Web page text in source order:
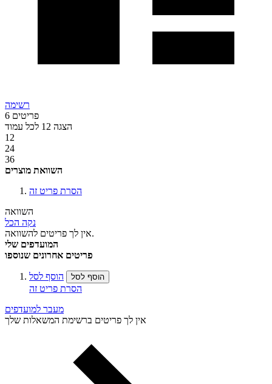
רשימה
6 פריטים
הצגה 12 לכל עמוד
12
24
36
השוואת מוצרים
הסרת פריט זה
השוואה
נקה הכל
אין לך פריטים להשוואה.
המועדפים שלי
פריטים אחרונים שנוספו
הוסף לסל הוסף לסל
הסרת פריט זה
מעבר למועדפים
אין לך פריטים ברשימת המשאלות שלך